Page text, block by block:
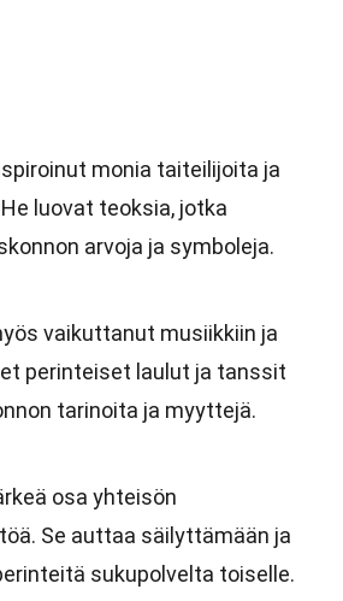
monia taiteilijoita ja
luovat teoksia, jotka
arvoja ja symboleja.
vaikuttanut musiikkiin ja
perinteiset laulut ja tanssit
tarinoita ja myyttejä.
osa yhteisön
Se auttaa säilyttämään ja
sukupolvelta toiselle.